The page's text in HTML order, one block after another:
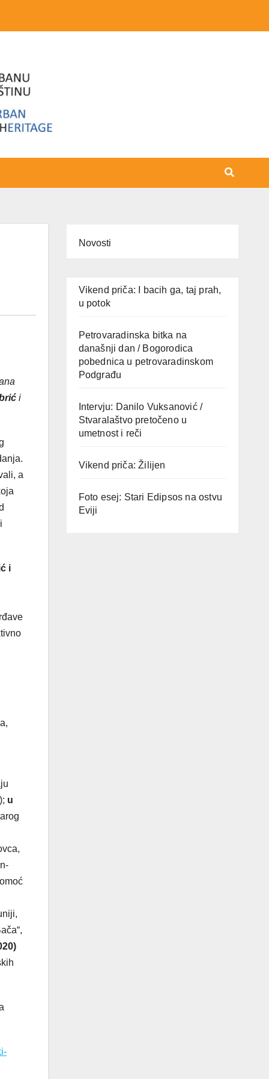
i
a
i
u
Novosti
Vikend priča: I bacih ga, taj prah,
u potok
Petrovaradinska bitka na
današnji dan / Bogorodica
pobednica u petrovaradinskom
Podgrađu
Intervju: Danilo Vuksanović /
Stvaralaštvo pretočeno u
umetnost i reči
Vikend priča: Žilijen
Foto esej: Stari Edipsos na ostvu
Eviji